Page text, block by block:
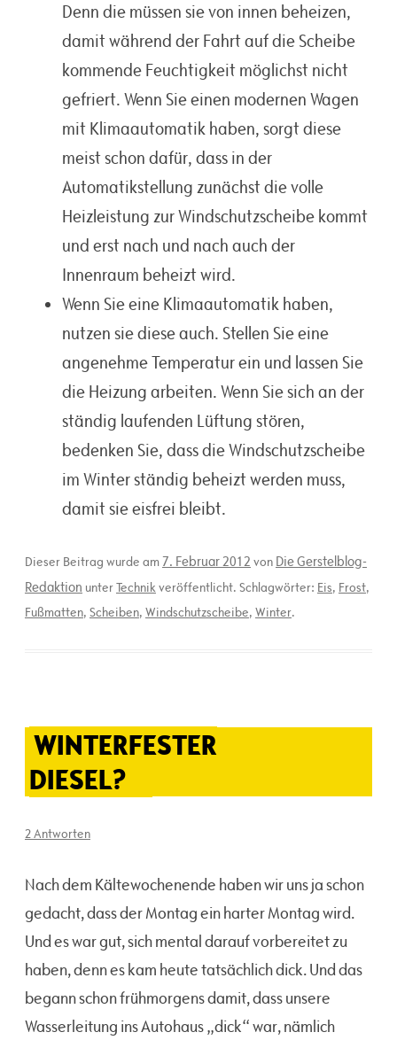
Denn die müssen sie von innen beheizen,
damit während der Fahrt auf die Scheibe
kommende Feuchtigkeit möglichst nicht
gefriert. Wenn Sie einen modernen Wagen
mit Klimaautomatik haben, sorgt diese
meist schon dafür, dass in der
Automatikstellung zunächst die volle
Heizleistung zur Windschutzscheibe kommt
und erst nach und nach auch der
Innenraum beheizt wird.
Wenn Sie eine Klimaautomatik haben,
nutzen sie diese auch. Stellen Sie eine
angenehme Temperatur ein und lassen Sie
die Heizung arbeiten. Wenn Sie sich an der
ständig laufenden Lüftung stören,
bedenken Sie, dass die Windschutzscheibe
im Winter ständig beheizt werden muss,
damit sie eisfrei bleibt.
Dieser Beitrag wurde am 7. Februar 2012 von Die Gerstelblog-
Redaktion unterTechnikveröffentlicht. Schlagwörter: Eis, Frost,
Fußmatten, Scheiben, Windschutzscheibe, Winter.
WINTERFESTER
DIESEL?
2 Antworten
Nach dem Kältewochenende haben wir uns ja schon
gedacht, dass der Montag ein harter Montag wird.
Und es war gut, sich mental darauf vorbereitet zu
haben, denn es kam heute tatsächlich dick. Und das
begann schon frühmorgens damit, dass unsere
Wasserleitung ins Autohaus „dick“ war, nämlich